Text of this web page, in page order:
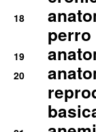
18
perro
19
20